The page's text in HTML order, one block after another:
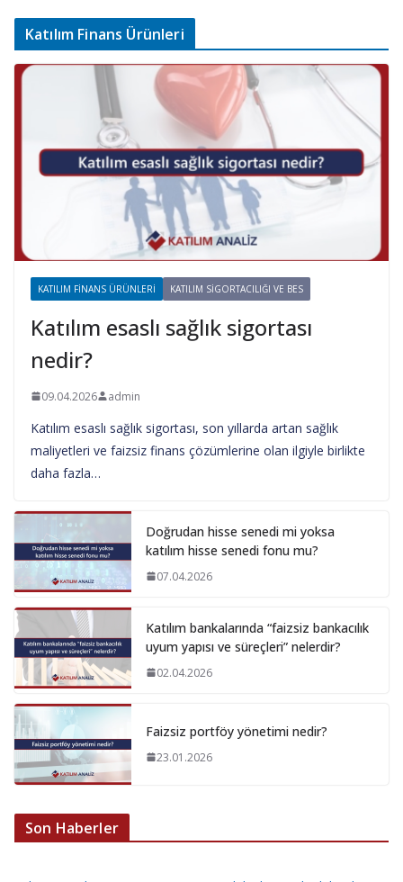
Katılım Finans Ürünleri
KATILIM FINANS ÜRÜNLERI KATILIM SIGORTACILIĞI VE BES
Katılım esaslı sağlık sigortası
nedir?
09.04.2026 admin
Katılım esaslı sağlık sigortası, son yıllarda artan sağlık
maliyetleri ve faizsiz finans çözümlerine olan ilgiyle birlikte
daha fazla…
Doğrudan hisse senedi mi yoksa
katılım hisse senedi fonu mu?
07.04.2026
Katılım bankalarında “faizsiz bankacılık
uyum yapısı ve süreçleri” nelerdir?
02.04.2026
Faizsiz portföy yönetimi nedir?
23.01.2026
Son Haberler